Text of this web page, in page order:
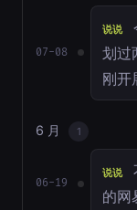
07-08
说说
划过
刚开
6 月 1
06-19
说说
的网